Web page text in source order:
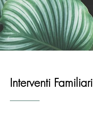
Interventi Familiari